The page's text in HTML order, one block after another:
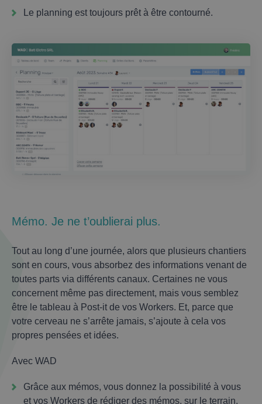
Le planning est toujours prêt à être contourné.
Mémo. Je ne t’oublierai plus.
Tout au long d’une journée, alors que plusieurs chantiers
sont en cours, vous absorbez des informations venant de
toutes parts via différents canaux. Certaines ne vous
concernent même pas directement, mais vous semblez
être le tableau à Post-it de vos Workers. Et, parce que
votre cerveau ne s’arrête jamais, s’ajoute à cela vos
propres pensées et idées.
Avec WAD
Grâce aux mémos, vous donnez la possibilité à vous
et vos Workers de rédiger des mémos, sur le terrain,